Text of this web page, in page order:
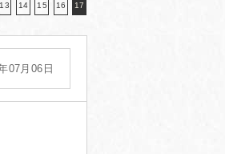
13 14 15 16 17
07月06日